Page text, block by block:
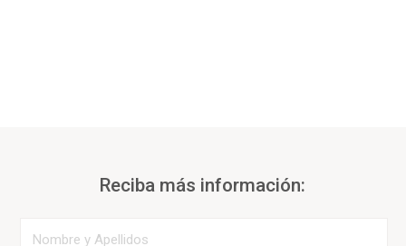
Reciba más información: